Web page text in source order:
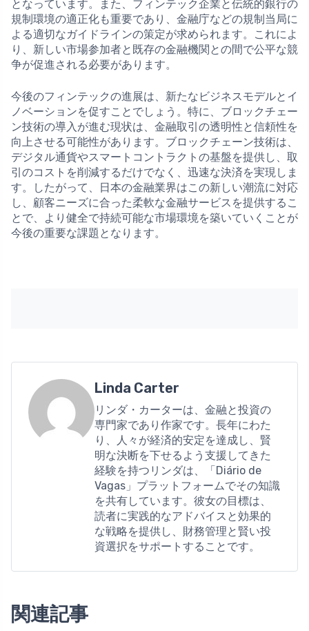
となっています。また、フィンテック企業と伝統的銀行の
規制環境の適正化も重要であり、金融庁などの規制当局に
よる適切なガイドラインの策定が求められます。これによ
り、新しい市場参加者と既存の金融機関との間で公平な競
争が促進される必要があります。
今後のフィンテックの進展は、新たなビジネスモデルとイ
ノベーションを促すことでしょう。特に、ブロックチェー
ン技術の導入が進む現状は、金融取引の透明性と信頼性を
向上させる可能性があります。ブロックチェーン技術は、
デジタル通貨やスマートコントラクトの基盤を提供し、取
引のコストを削減するだけでなく、迅速な決済を実現しま
す。したがって、日本の金融業界はこの新しい潮流に対応
し、顧客ニーズに合った柔軟な金融サービスを提供するこ
とで、より健全で持続可能な市場環境を築いていくことが
今後の重要な課題となります。
Linda Carter
リンダ・カーターは、金融と投資の
専門家であり作家です。長年にわた
り、人々が経済的安定を達成し、賢
明な決断を下せるよう支援してきた
経験を持つリンダは、「Diário de
Vagas」プラットフォームでその知識
を共有しています。彼女の目標は、
読者に実践的なアドバイスと効果的
な戦略を提供し、財務管理と賢い投
資選択をサポートすることです。
関連記事